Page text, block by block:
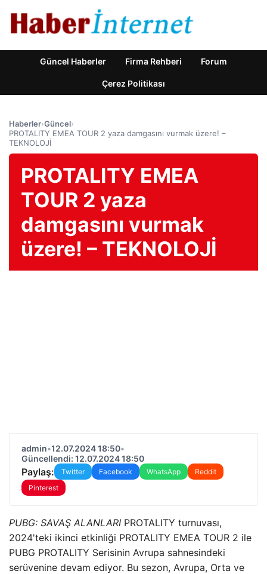
Güncel Haberler Firma Rehberi Forum
Çerez Politikası
Haberler›Güncel›
PROTALITY EMEA TOUR 2 yaza damgasını vurmak üzere! –
TEKNOLOJİ
PROTALITY EMEA
TOUR 2 yaza
damgasını vurmak
üzere! – TEKNOLOJİ
admin•12.07.2024 18:50•
Güncellendi: 12.07.2024 18:50
Paylaş: Twitter Facebook WhatsApp
Reddit
Pinterest
PUBG: SAVAŞ ALANLARI PROTALITY turnuvası,
2024'teki ikinci etkinliği PROTALITY EMEA TOUR 2 ile
PUBG PROTALITY Serisinin Avrupa sahnesindeki
serüvenine devam ediyor. Bu sezon, Avrupa, Orta ve